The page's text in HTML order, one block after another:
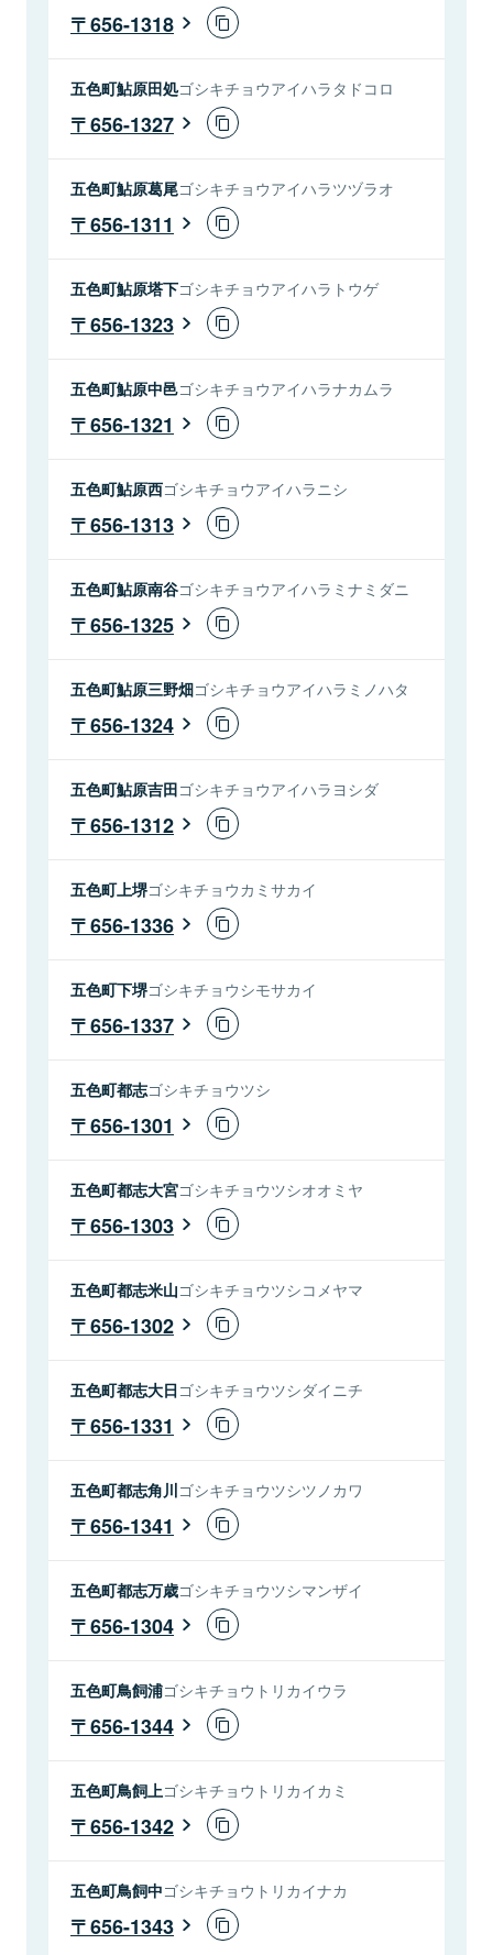
656-1318
五色町鮎原田処ゴシキチョウアイハラタドコロ
656-1327
五色町鮎原葛尾ゴシキチョウアイハラツヅラオ
656-1311
五色町鮎原塔下ゴシキチョウアイハラトウゲ
656-1323
五色町鮎原中邑ゴシキチョウアイハラナカムラ
656-1321
五色町鮎原西ゴシキチョウアイハラニシ
656-1313
五色町鮎原南谷ゴシキチョウアイハラミナミダニ
656-1325
五色町鮎原三野畑ゴシキチョウアイハラミノハタ
656-1324
五色町鮎原吉田ゴシキチョウアイハラヨシダ
656-1312
五色町上堺ゴシキチョウカミサカイ
656-1336
五色町下堺ゴシキチョウシモサカイ
656-1337
五色町都志ゴシキチョウツシ
656-1301
五色町都志大宮ゴシキチョウツシオオミヤ
656-1303
五色町都志米山ゴシキチョウツシコメヤマ
656-1302
五色町都志大日ゴシキチョウツシダイニチ
656-1331
五色町都志角川ゴシキチョウツシツノカワ
656-1341
五色町都志万歳ゴシキチョウツシマンザイ
656-1304
五色町鳥飼浦ゴシキチョウトリカイウラ
656-1344
五色町鳥飼上ゴシキチョウトリカイカミ
656-1342
五色町鳥飼中ゴシキチョウトリカイナカ
656-1343